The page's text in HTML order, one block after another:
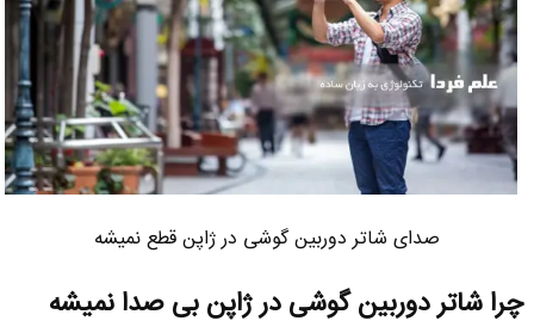
صدای شاتر دوربین گوشی در ژاپن قطع نمیشه
چرا شاتر دوربین گوشی در ژاپن بی صدا نمیشه